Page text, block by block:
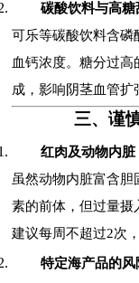
碳酸饮料与高糖
可乐等碳酸饮料含磷
血钙浓度。糖分过
成，影响阴茎血管扩
三、谨
红肉及动物内脏
虽然动物内脏富含胆
素的前体，但过量摄
建议每周不超过2次
特定海产品的风